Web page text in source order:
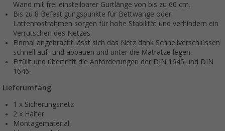
Wand mit frei einstellbarer Gurtlänge von bis zu 60 cm.
Bis zu 8 Befestigungspunkte für Bettwange oder
Lattenrostrahmen sorgen für hohe Stabilität und verhindern ein
Verrutschen des Netzes.
Einmal angebracht lässt sich das Netz dank Schnellverschlüssen
schnell auf- und abbauen und unter die Matratze legen.
Erfüllt und übertrifft die Anforderungen der DIN 1645 und DIN
1646.
Lieferumfang:
1 x Sicherungsnetz
2 x Halter
Montagematerial